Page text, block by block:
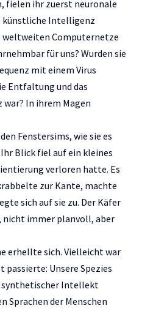
ihr zuerst neuronale
künstliche Intelligenz
weltweiten Computernetze
für uns? Wurden sie
mit einem Virus
Entfaltung und das
In ihrem Magen
Fenstersims, wie sie es
Blick fiel auf ein kleines
verloren hatte. Es
zur Kante, machte
sich auf sie zu. Der Käfer
nicht immer planvoll, aber
erhellte sich. Vielleicht war
passierte: Unsere Spezies
synthetischer Intellekt
Sprachen der Menschen